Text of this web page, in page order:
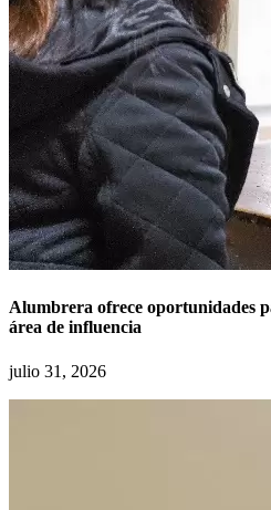
Alumbrera ofrece oportunidades
área de influencia
julio 31, 2026